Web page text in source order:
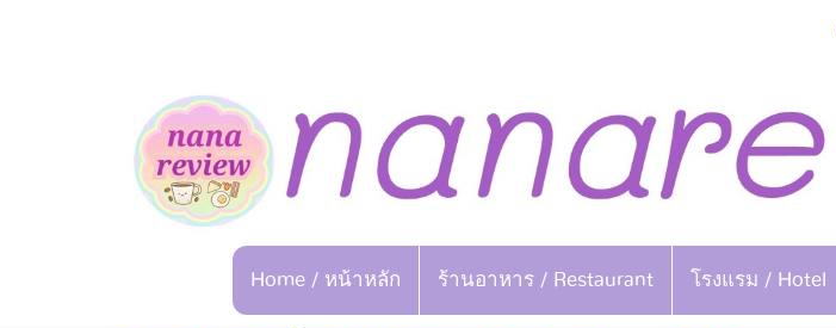
Home / หน้าหลัก ร้านอาหาร / Restaurant โรงแรม / Hotel